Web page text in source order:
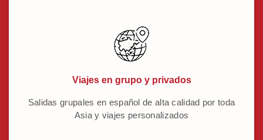
Viajes en grupo y privados
Salidas grupales en español de alta calidad por toda
Asia y viajes personalizados